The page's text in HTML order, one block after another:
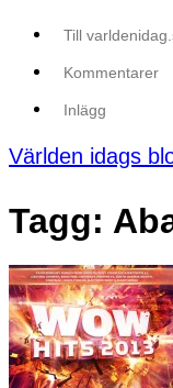
Till
Kommentarer
Inlägg
Världen idags
Tagg: